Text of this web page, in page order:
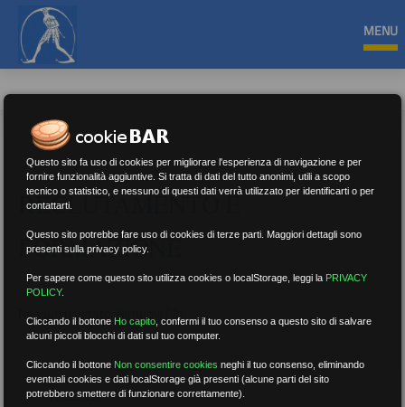
MENU
RECLUTAMENTO E
FORMAZIONE
Nessun risultato.Rimuovi filtri
RICERCA
Questo sito fa uso di cookies per migliorare l'esperienza di navigazione e per
fornire funzionalità aggiuntive. Si tratta di dati del tutto anonimi, utili a scopo
tecnico o statistico, e nessuno di questi dati verrà utilizzato per identificarti o per
contattarti.
Questo sito potrebbe fare uso di cookies di terze parti. Maggiori dettagli sono
presenti sulla privacy policy.
Per sapere come questo sito utilizza cookies o localStorage, leggi la PRIVACY
POLICY.
Cliccando il bottone Ho capito ,confermi il tuo consenso a questo sito di salvare
alcuni piccoli blocchi di dati sul tuo computer.
Cliccando il bottone Non consentire cookies neghi il tuo consenso, eliminando
eventuali cookies e dati localStorage già presenti (alcune parti del sito
potrebbero smettere di funzionare correttamente).